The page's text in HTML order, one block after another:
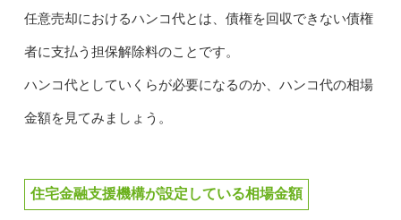
任意売却におけるハンコ代とは、債権を回収できない債権
者に支払う担保解除料のことです。
ハンコ代としていくらが必要になるのか、ハンコ代の相場
金額を見てみましょう。
住宅金融支援機構が設定している相場金額